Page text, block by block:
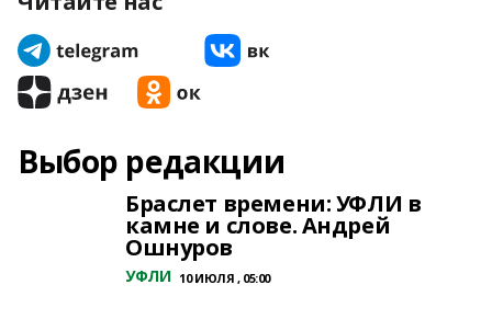
Выбор редакции
Браслет времени: УФЛИ в
камне и слове. Андрей
Ошнуров
УФЛИ 10 ИЮЛЯ , 05:00